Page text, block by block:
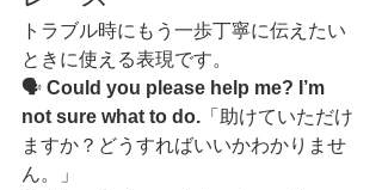
トラブル時にもう一歩丁寧に伝えたい
ときに使える表現です。
🗣️ Could you please help me? I’m
not sure what to do. 「助けていただけ
ますか？どうすればいいかわかりませ
ん。」